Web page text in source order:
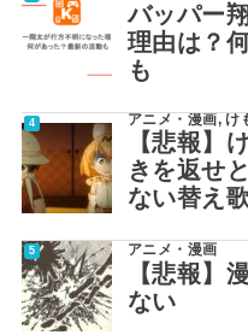
バッパー
理由は？
も
アニメ・漫画, け
【悲報】
きを返せ
ない替え
アニメ・漫画
【悲報】
ない